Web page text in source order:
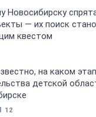
Новосибирску
— их поиск
квестом
на каком
детской
12